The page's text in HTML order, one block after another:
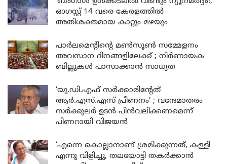
ഓഗസ്റ്റ് 14 വരെ കേരളത്തിൽ
അതിശക്തമായ കാറ്റും മഴയും
പാർലമെന്റിന്റെ മൺസൂൺ സമ്മേളനം
അവസാന ദിനങ്ങളിലേക്ക് ; നിർണായക
ബില്ലുകൾ പാസാക്കാൻ സാധ്യത
‘യു.ഡി.എഫ് സർക്കാരിന്റേത്
ആർ.എസ്.എസ് പ്രീണനം’ ; വന്ദേമാതരം
സർക്കുലർ ഉടൻ പിൻവലിക്കണമെന്ന്
പിണറായി വിജയൻ
‘എന്നെ കൊല്ലാനാണ് ശ്രമിക്കുന്നത്, കള്ളി
എന്നു വിളിച്ചു, തലയോട്ടി തകർക്കാൻ